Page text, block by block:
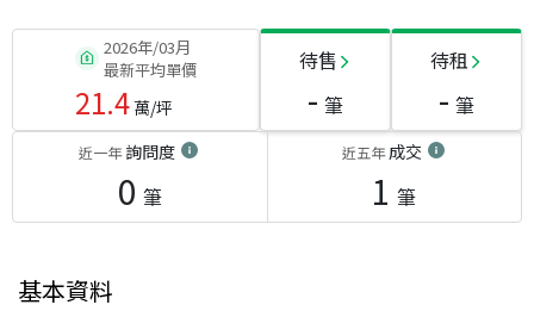
2026年/03月
最新平均單價
21.4萬/坪
待售
- 筆
待租
- 筆
近一年詢問度
0 筆
近五年成交
1 筆
基本資料